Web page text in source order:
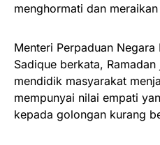
menghormati dan
Menteri Perpaduan
Sadique berkata,
mendidik masyarakat
mempunyai nilai empati
kepada golongan kurang